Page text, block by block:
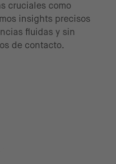
cruciales como
insights precisos
fluidas y sin
de contacto.